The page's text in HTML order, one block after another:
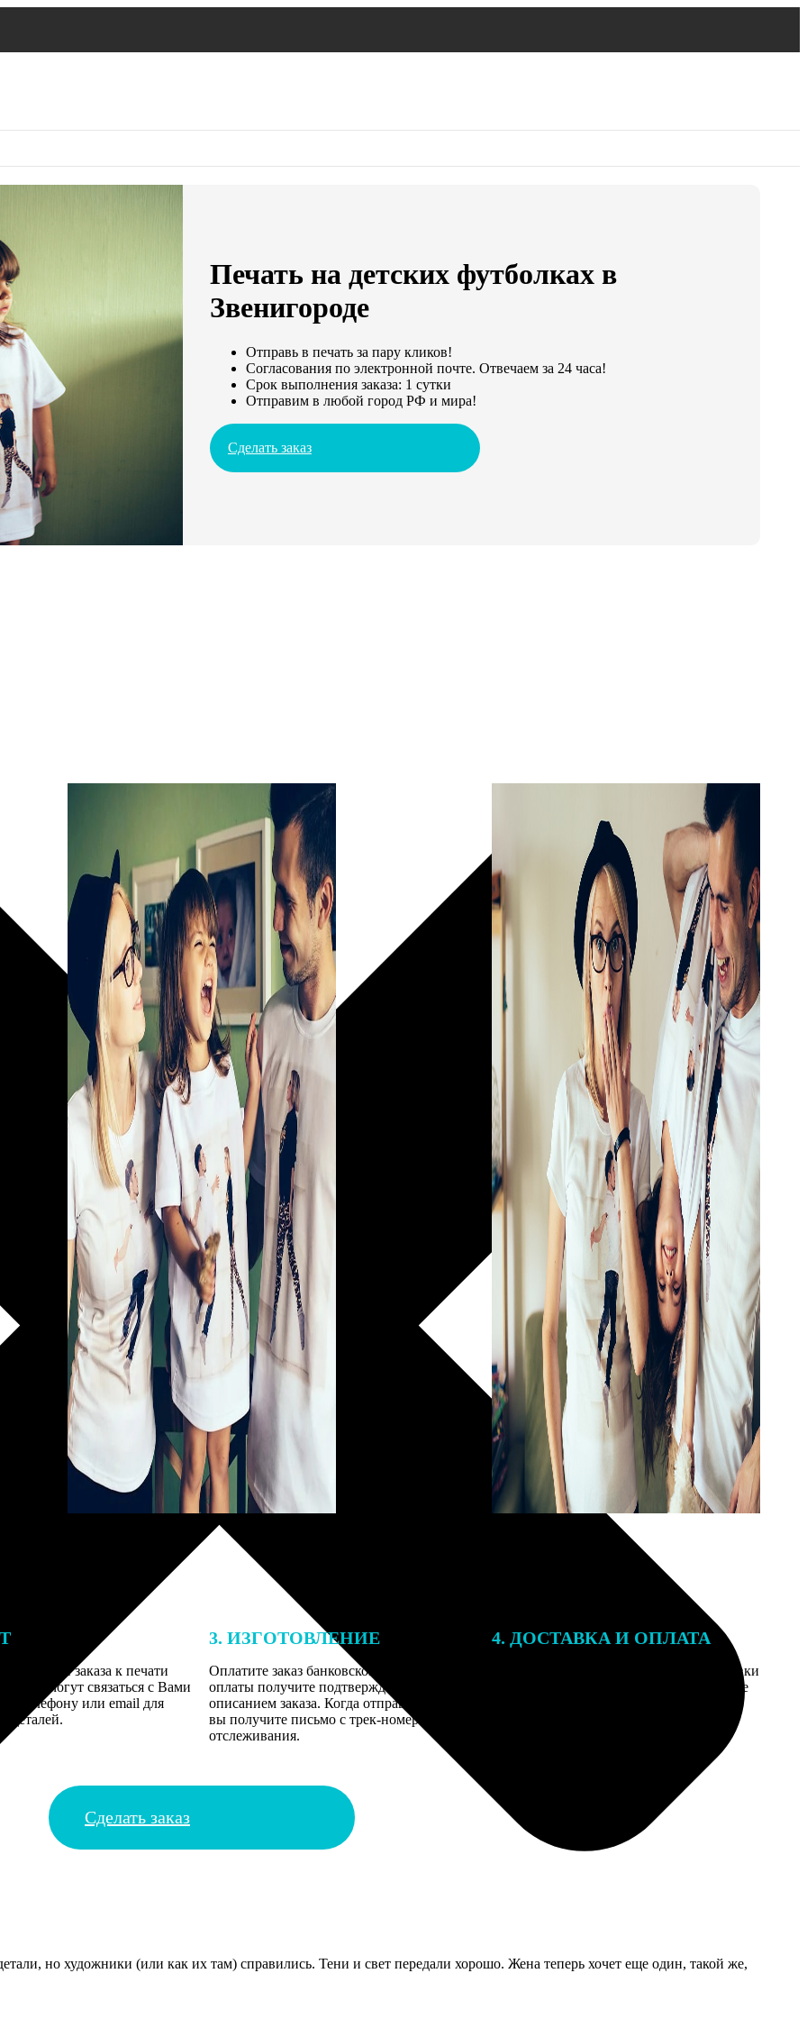
Печать на детских футболках в
Звенигороде
Отправь в печать за пару кликов!
Согласования по электронной почте. Отвечаем за 24 часа!
Срок выполнения заказа: 1 сутки
Отправим в любой город РФ и мира!
Сделать заказ
заказа к печати
могут связаться с Вами
телефону или email для
деталей.
3. ИЗГОТОВЛЕНИЕ
Оплатите заказ банковской картой. После
оплаты получите подтверждение на email с
описанием заказа. Когда отправим заказ
вы получите письмо с трек-номером для
отслеживания.
4. ДОСТАВКА И ОПЛАТА
Введите адрес и выберите способ доставки
заказа. Если у вас есть промокод, введите
Сделать заказ
но художники (или как их там) справились. Тени и свет передали хорошо. Жена теперь хочет еще один, такой же,